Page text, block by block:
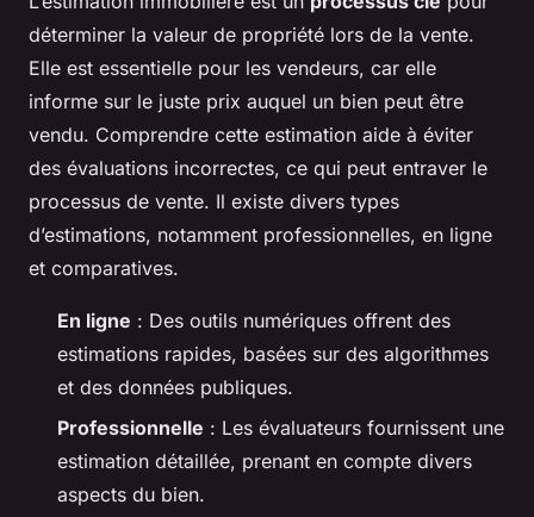
déterminer la valeur de propriété lors de la vente.
Elle est essentielle pour les vendeurs, car elle
informe sur le juste prix auquel un bien peut être
vendu. Comprendre cette estimation aide à éviter
des évaluations incorrectes, ce qui peut entraver le
processus de vente. Il existe divers types
d’estimations, notamment professionnelles, en ligne
et comparatives.
En ligne : Des outils numériques offrent des
estimations rapides, basées sur des algorithmes
et des données publiques.
Professionnelle : Les évaluateurs fournissent une
estimation détaillée, prenant en compte divers
aspects du bien.